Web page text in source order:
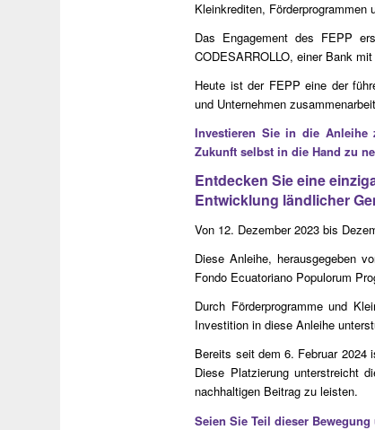
Kleinkrediten,
Das Engagement des FEPP
CODESARROLLO, einer Bank
Heute ist der FEPP eine der
und Unternehmen
Investieren Sie in die Anleihe
Zukunft selbst in die Hand zu
Entdecken Sie eine
Entwicklung ländlicher
Von 12. Dezember 2023 bis
Diese Anleihe, herausgegeben
Fondo Ecuatoriano Populorum
Durch Förderprogramme und
Investition in diese Anleihe
Bereits seit dem 6. Februar 2024
Diese Platzierung unterstreicht
nachhaltigen Beitrag zu leisten.
Seien Sie Teil dieser